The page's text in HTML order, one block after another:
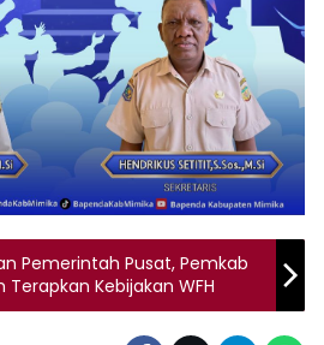
Pemerintah Pusat, Pemkab
Terapkan Kebijakan WFH